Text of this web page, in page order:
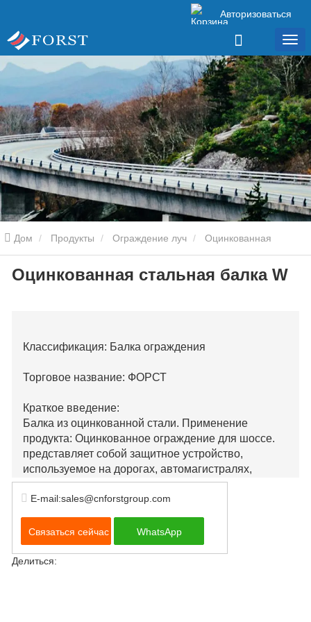
Авторизоваться
Дом Продукты Ограждение луч
стальная балка W
Оцинкованная стальная балка W
Классификация: Балка ограждения
Торговое название: ФОРСТ
Краткое введение:
Балка из оцинкованной стали. Применение
продукта: Оцинкованное ограждение для шоссе.
представляет собой защитное устройство,
используемое на дорогах, автомагистралях,
мостах, туннелях и в других местах. Это может
гарантировать, что несчастные случаи не
произойдут из-за непреднамеренного выезда за
пределы дороги во время движения
транспортного средства. Гофрированное
ограждение обычно изготавливается из стали, его
E-mail:sales@cnforstgroup.com
Связаться сейчас WhatsApp
Делиться: